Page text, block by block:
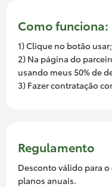
Como funciona:
1) Clique no botão usar;
2) Na página do
usando meus 50% de
3) Fazer contratação
Regulamento
Desconto válido para
planos anuais.